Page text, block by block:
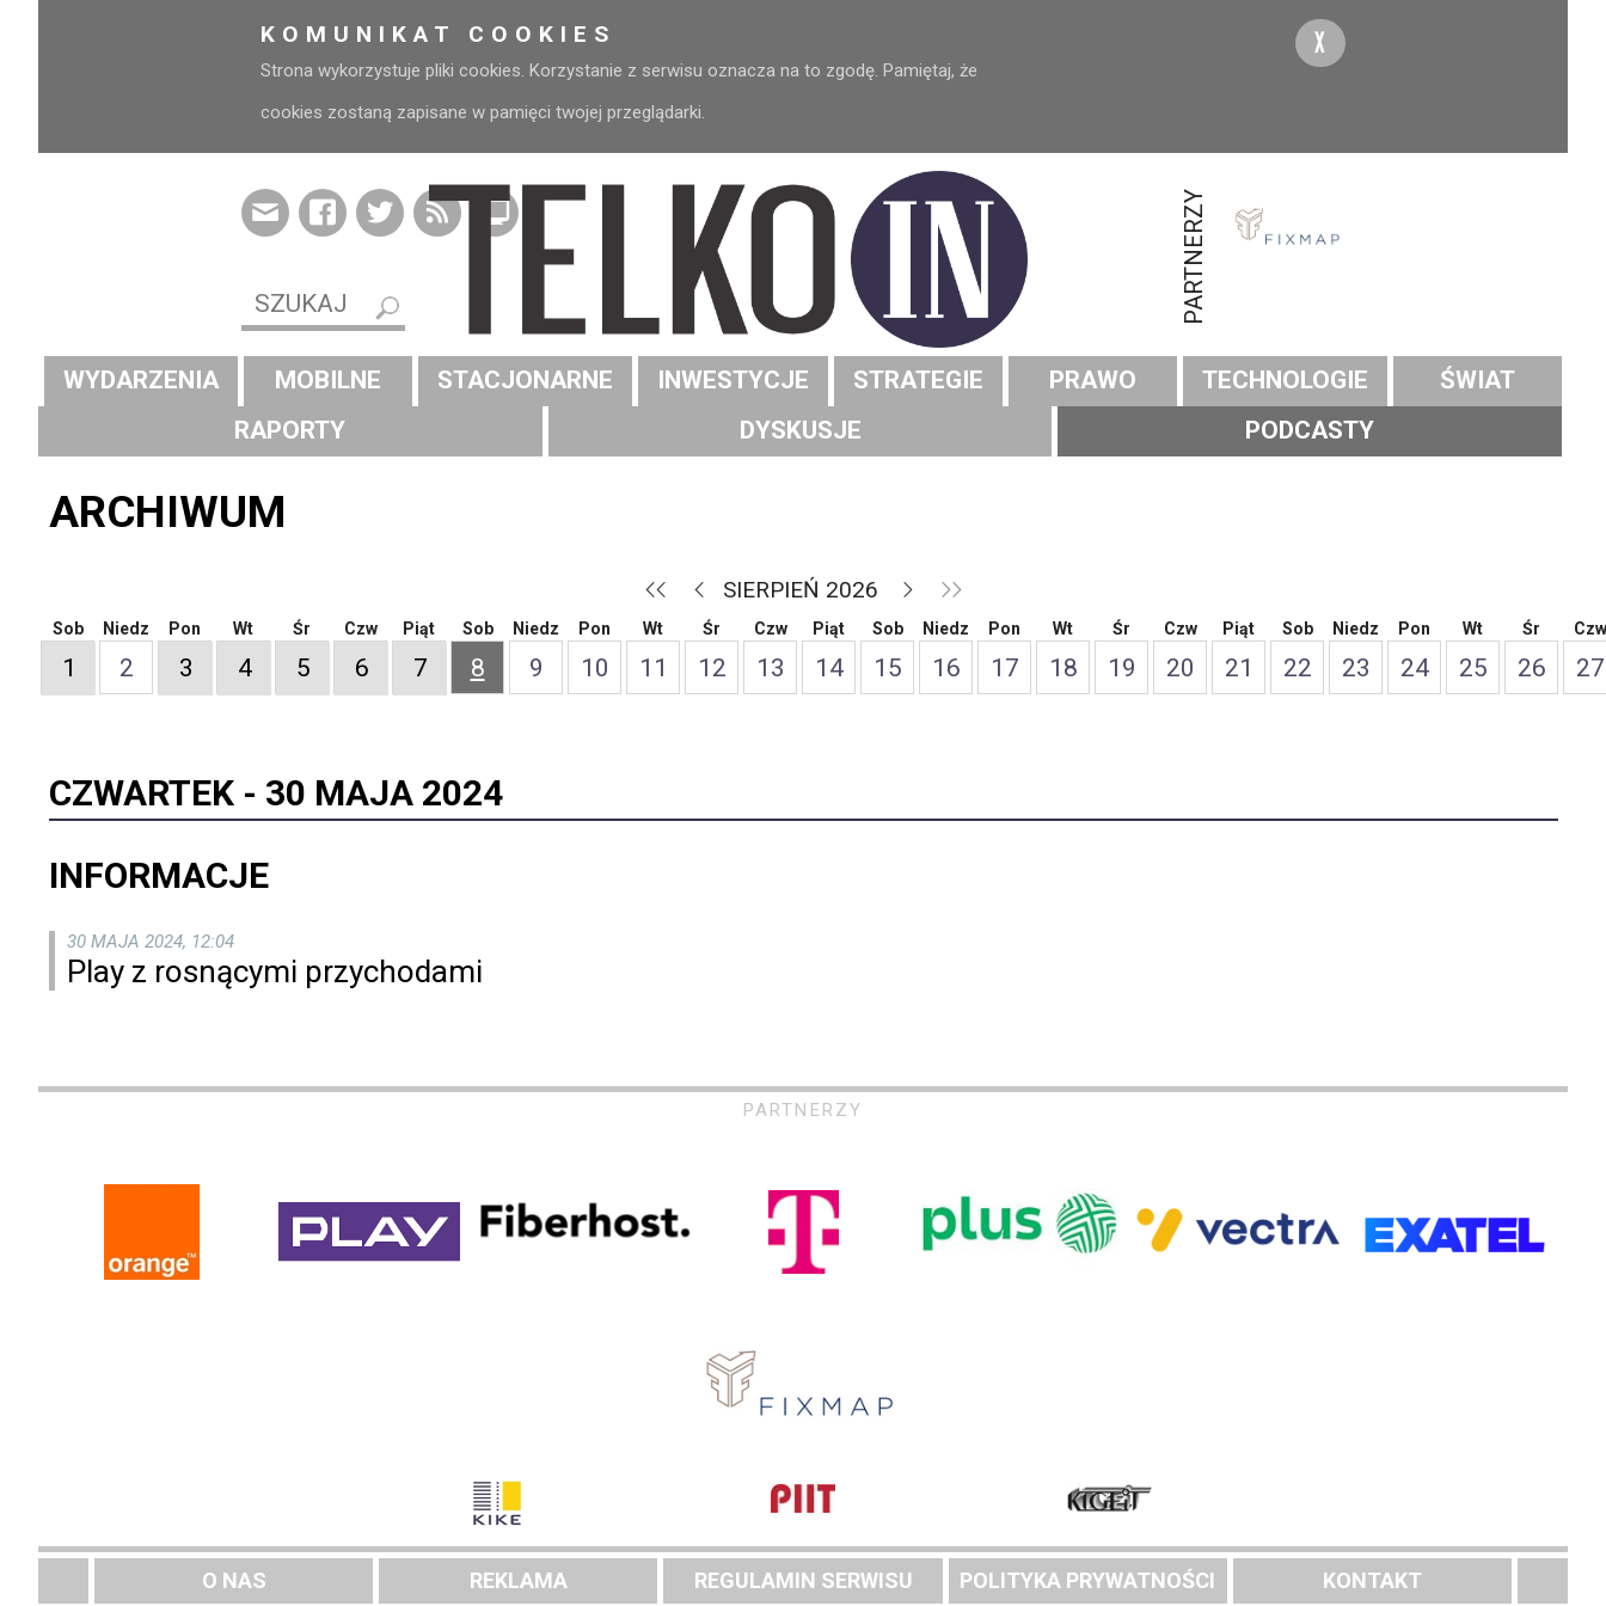
KOMUNIKAT COOKIES
Strona wykorzystuje pliki cookies. Korzystanie z serwisu oznacza na to zgodę. Pamiętaj, że
cookies zostaną zapisane w pamięci twojej przeglądarki.
X
PARTNERZY
WYDARZENIA MOBILNE STACJONARNE INWESTYCJE STRATEGIE PRAWO TECHNOLOGIE
ŚWIAT
RAPORTY
DYSKUSJE PODCASTY
ARCHIWUM
SIERPIEŃ 2026
Sob
1
Niedz
2
Pon
3
Wt
4
Śr
5
Czw
6
Piąt
7
Sob
8
Niedz
9
Pon
10
Wt
11
Śr
12
Czw
13
Piąt
14
Sob
15
Niedz
16
Pon
17
Wt
18
Śr
19
Czw
20
Piąt
21
Sob
22
Niedz
23
Pon
24
Wt
25
Śr
26
Czw
27
CZWARTEK - 30 MAJA 2024
INFORMACJE
30 MAJA 2024, 12:04
Play z rosnącymi przychodami
PARTNERZY
O NAS REKLAMA REGULAMIN SERWISU POLITYKA PRYWATNOŚCI KONTAKT